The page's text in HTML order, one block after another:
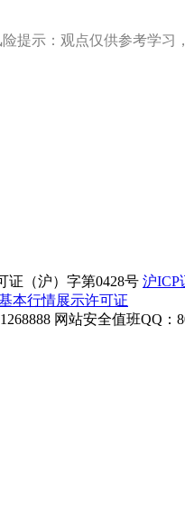
险提示：观点仅供参考学习
证（沪）字第0428号 沪ICP
本行情展示许可证
网站安全值班QQ：